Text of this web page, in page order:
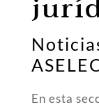
En esta